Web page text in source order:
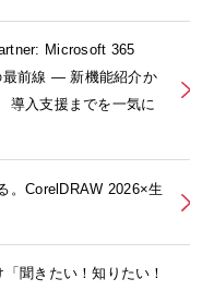
Microsoft 365
最前線 ― 新機能紹介か
導入支援までを一気に
。CorelDRAW 2026×生
聞きたい！知りたい！